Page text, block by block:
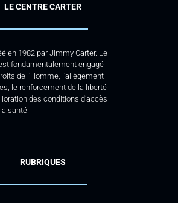
LE CENTRE CARTER
en 1982 par Jimmy Carter. Le
fondamentalement engagé
de l’Homme, l’allègement
le renforcement de la liberté
des conditions d’accès
santé.
RUBRIQUES